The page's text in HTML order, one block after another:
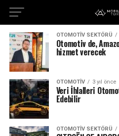
OTOMOTIV SEKTÖRÜ
Otomotiv de,
hizmet verecek
OTOMOTIV 3 yıl önce
Veri İhlalleri
Edebilir
OTOMOTIV SEKTÖRÜ